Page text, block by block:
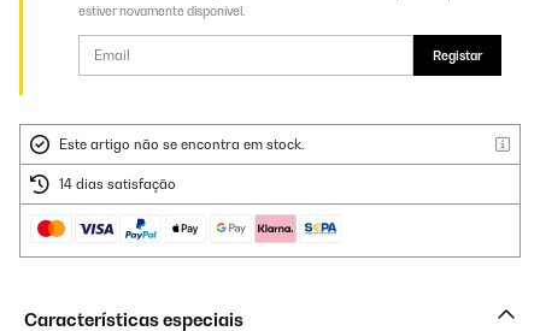
estiver novamente disponível.
Registar
Este artigo não se encontra em stock.
14 dias satisfação
Características especiais